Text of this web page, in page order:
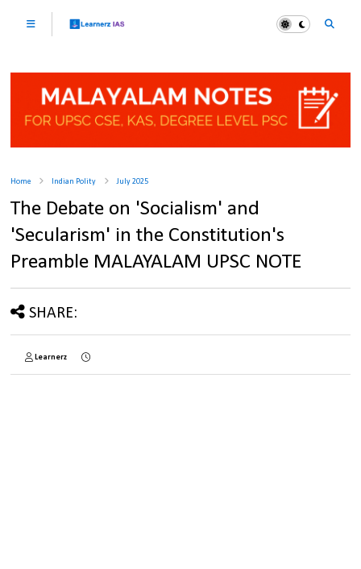
Home Indian Polity July 2025
The Debate on 'Socialism' and
'Secularism' in the Constitution's
Preamble MALAYALAM UPSC NOTE
SHARE:
Learnerz